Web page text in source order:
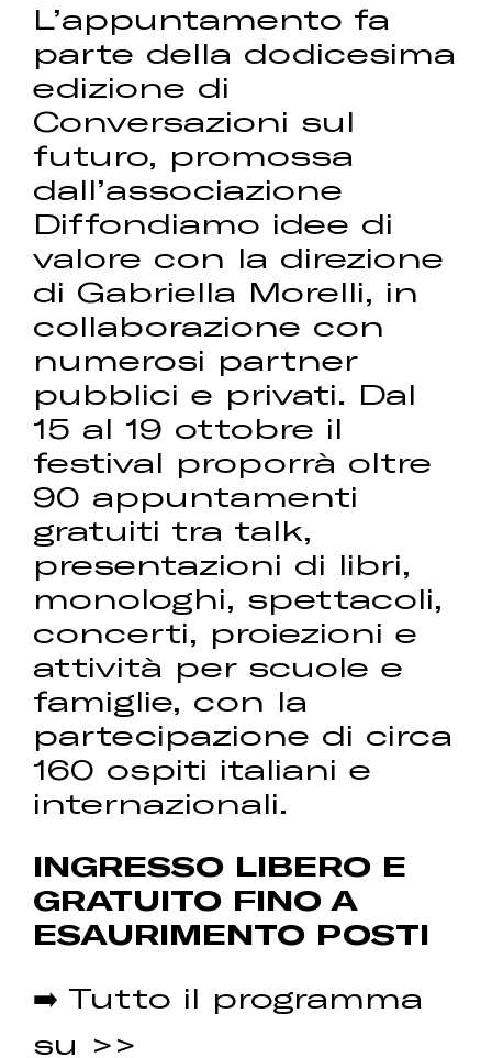
L’appuntamento fa
parte della dodicesima
edizione di
Conversazioni sul
futuro, promossa
dall’associazione
Diffondiamo idee di
valore con la direzione
di Gabriella Morelli, in
collaborazione con
numerosi partner
pubblici e privati. Dal
15 al 19 ottobre il
festival proporrà oltre
90 appuntamenti
gratuiti tra talk,
presentazioni di libri,
monologhi, spettacoli,
concerti, proiezioni e
attività per scuole e
famiglie, con la
partecipazione di circa
160 ospiti italiani e
internazionali.
INGRESSO LIBERO E
GRATUITO FINO A
ESAURIMENTO POSTI
➡️ Tutto il programma
su >>